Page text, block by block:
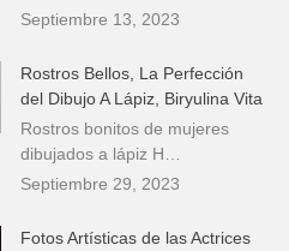
Septiembre 13, 2023
Rostros Bellos, La Perfección
del Dibujo A Lápiz, Biryulina Vita
Rostros bonitos de mujeres
dibujados a lápiz H…
Septiembre 29, 2023
Fotos Artísticas de las Actrices